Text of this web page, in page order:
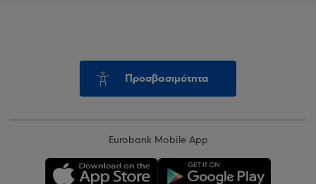
Προσβασιμότητα
Eurobank Mobile App